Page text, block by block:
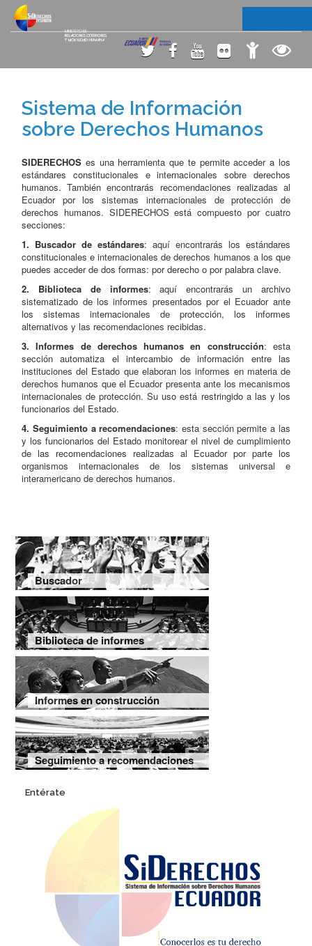
Sistema de Información
sobre Derechos Humanos
SIDERECHOS es una herramienta que te permite acceder a los
estándares constitucionales e internacionales sobre derechos
humanos. También encontrarás recomendaciones realizadas al
Ecuador por los sistemas internacionales de protección de
derechos humanos. SIDERECHOS está compuesto por cuatro
secciones:
1. Buscador de estándares: aquí encontrarás los estándares
constitucionales e internacionales de derechos humanos a los que
puedes acceder de dos formas: por derecho o por palabra clave.
2. Biblioteca de informes: aquí encontrarás un archivo
sistematizado de los informes presentados por el Ecuador ante
los sistemas internacionales de protección, los informes
alternativos y las recomendaciones recibidas.
3. Informes de derechos humanos en construcción: esta
sección automatiza el intercambio de información entre las
instituciones del Estado que elaboran los informes en materia de
derechos humanos que el Ecuador presenta ante los mecanismos
internacionales de protección. Su uso está restringido a las y los
funcionarios del Estado.
4. Seguimiento a recomendaciones: esta sección permite a las
y los funcionarios del Estado monitorear el nivel de cumplimiento
de las recomendaciones realizadas al Ecuador por parte los
organismos internacionales de los sistemas universal e
interamericano de derechos humanos.
Buscador
Biblioteca de informes
Informes en construcción
Seguimiento a recomendaciones
Entérate